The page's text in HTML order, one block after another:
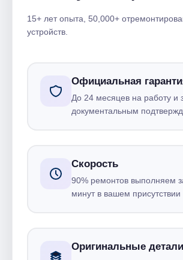
15+ лет опыта, 50,000+
устройств.
Официальная
До 24 месяцев на работу и
документальным
Скорость
90% ремонтов выполняем
минут в вашем присутствии
Оригинальные детали